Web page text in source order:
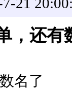
，还有
名了